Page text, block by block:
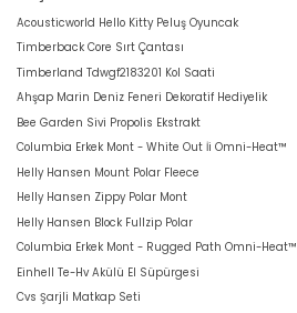
Acousticworld Hello Kitty Peluş Oyuncak
Timberback Core Sırt Çantası
Timberland Tdwgf2183201 Kol Saati
Ahşap Marin Deniz Feneri Dekoratif Hediyelik
Bee Garden Sivi Propolis Ekstrakt
Columbia Erkek Mont - White Out İi Omni-Heat™
Helly Hansen Mount Polar Fleece
Helly Hansen Zippy Polar Mont
Helly Hansen Block Fullzip Polar
Columbia Erkek Mont - Rugged Path Omni-Heat™
Einhell Te-Hv Akülü El Süpürgesi
Cvs Şarjli Matkap Seti